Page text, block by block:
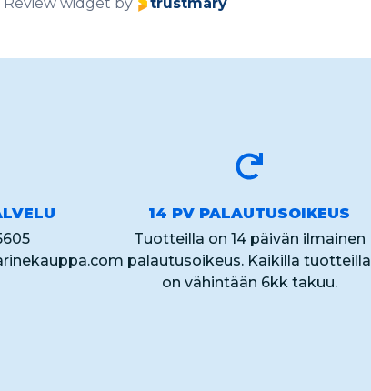
14 PV PALAUTUSOIKEUS
Tuotteilla on 14 päivän ilmainen
palautusoikeus. Kaikilla tuotteilla
on vähintään 6kk takuu.